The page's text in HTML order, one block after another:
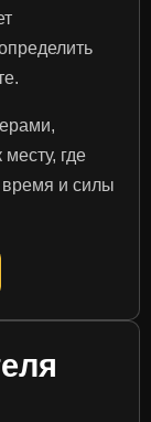
где
время и силы